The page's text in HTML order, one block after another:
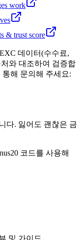
work
& trust score
데이터(수수료,
와 대조하여 검증합
해 문의해 주세요:
다. 잃어도 괜찮은 금
코드를 사용해